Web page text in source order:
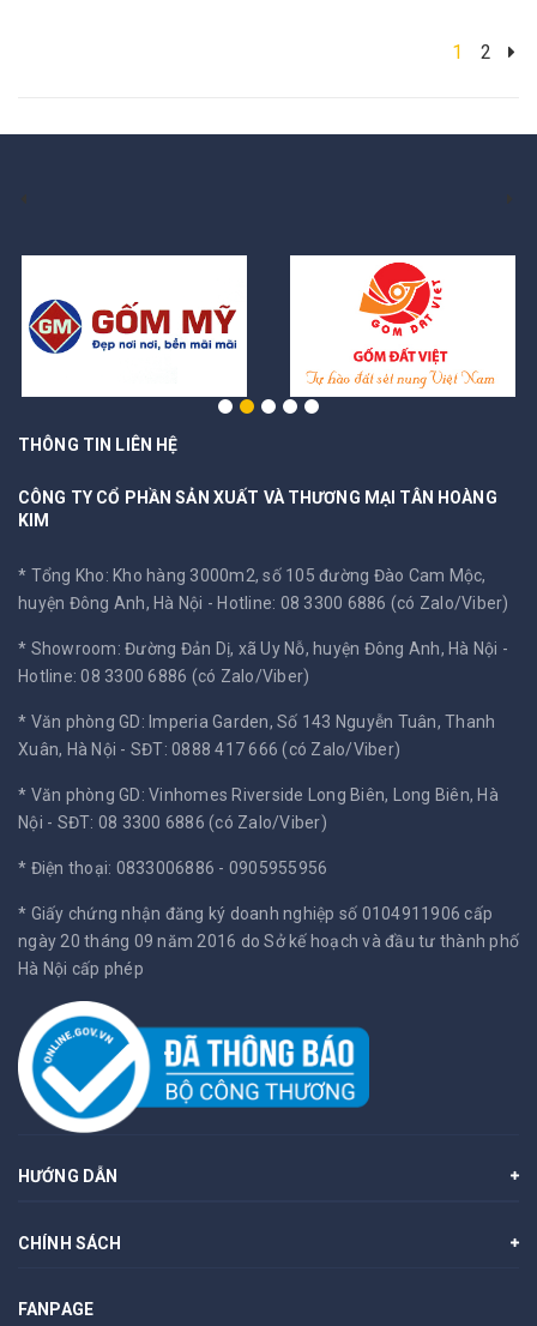
1 2
THÔNG TIN LIÊN HỆ
CÔNG TY CỔ PHẦN SẢN XUẤT VÀ THƯƠNG MẠI TÂN HOÀNG
KIM
* Tổng Kho: Kho hàng 3000m2, số 105 đường Đào Cam Mộc,
huyện Đông Anh, Hà Nội - Hotline: 08 3300 6886 (có Zalo/Viber)
* Showroom: Đường Đản Dị, xã Uy Nỗ, huyện Đông Anh, Hà Nội -
Hotline: 08 3300 6886 (có Zalo/Viber)
* Văn phòng GD: Imperia Garden, Số 143 Nguyễn Tuân, Thanh
Xuân, Hà Nội - SĐT: 0888 417 666 (có Zalo/Viber)
* Văn phòng GD: Vinhomes Riverside Long Biên, Long Biên, Hà
Nội - SĐT: 08 3300 6886 (có Zalo/Viber)
* Điện thoại: 0833006886 - 0905955956
* Giấy chứng nhận đăng ký doanh nghiệp số 0104911906 cấp
ngày 20 tháng 09 năm 2016 do Sở kế hoạch và đầu tư thành phố
Hà Nội cấp phép
HƯỚNG DẪN
CHÍNH SÁCH
FANPAGE